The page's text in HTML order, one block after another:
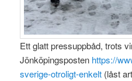
Ett glatt pressuppbåd, trots
Jönköpingsposten https://
sverige-otroligt-enkelt (låst